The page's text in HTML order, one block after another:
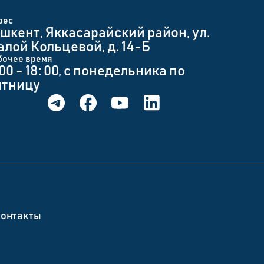
Яккасарайский район, ул.
Кольцевой, д. 14-Б
время
- 18: 00, с понедельника по